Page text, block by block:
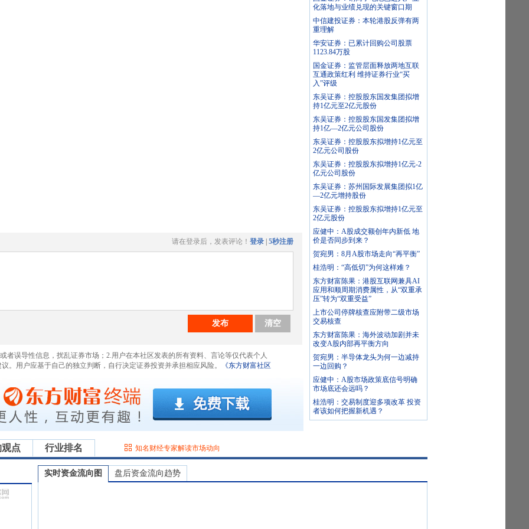
请在登录后，发表评论！ 登录 5秒注册
发布 清空
者误导性信息，扰乱证券市场；2.用户在本社区发表的所有资料、言论等仅代表个人
。用户应基于自己的独立判断，自行决定证券投资并承担相应风险。
《东方财富社区
化落地与业绩兑现的关键窗口期
中信建投证券：本轮港股反弹有两
重理解
华安证券：已累计回购公司股票
1123.84万股
国金证券：监管层面释放两地互联
互通政策红利 维持证券行业“买
入”评级
东吴证券：控股股东国发集团拟增
持1亿元至2亿元股份
东吴证券：控股股东国发集团拟增
持1亿—2亿元公司股份
东吴证券：控股股东拟增持1亿元至
2亿元公司股份
东吴证券：控股股东拟增持1亿元-2
亿元公司股份
东吴证券：苏州国际发展集团拟1亿
—2亿元增持股份
东吴证券：控股股东拟增持1亿元至
2亿元股份
应健中：A股成交额创年内新低 地
价是否同步到来？
贺宛男：8月A股市场走向“再平衡”
桂浩明：“高低切”为何这样难？
东方财富陈果：港股互联网兼具AI
应用和顺周期消费属性，从“双重承
压”转为“双重受益”
上市公司停牌核查应附带二级市场
交易核查
东方财富陈果：海外波动加剧并未
改变A股内部再平衡方向
贺宛男：半导体龙头为何一边减持
一边回购？
应健中：A股市场政策底信号明确
市场底还会远吗？
桂浩明：交易制度迎多项改革 投资
者该如何把握新机遇？
点 行业排名 知名财经专家解读市场动向
实时资金流向图 盘后资金流向趋势